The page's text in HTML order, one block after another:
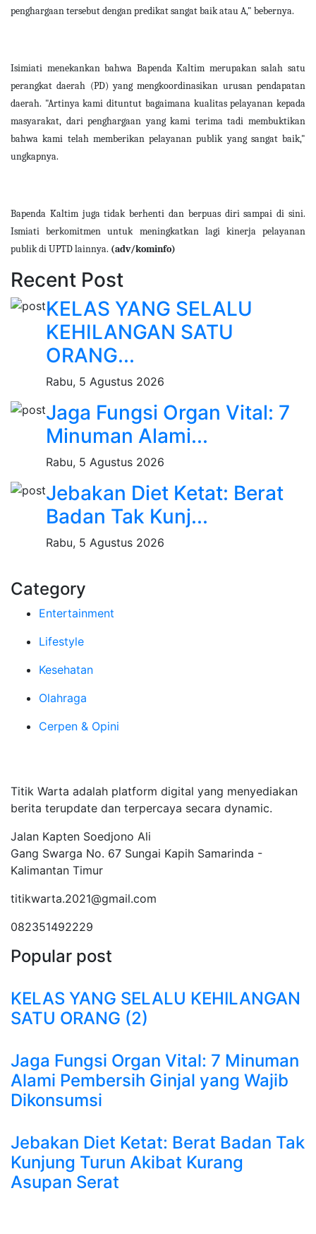
penghargaan tersebut dengan predikat sangat baik atau A," bebernya.
Isimiati menekankan bahwa Bapenda Kaltim merupakan salah satu
perangkat daerah (PD) yang mengkoordinasikan urusan pendapatan
daerah. "Artinya kami dituntut bagaimana kualitas pelayanan kepada
masyarakat, dari penghargaan yang kami terima tadi membuktikan
bahwa kami telah memberikan pelayanan publik yang sangat baik,"
ungkapnya.
Bapenda Kaltim juga tidak berhenti dan berpuas diri sampai di sini.
Ismiati berkomitmen untuk meningkatkan lagi kinerja pelayanan
publik di UPTD lainnya. (adv/kominfo)
Recent Post
KELAS YANG SELALU
KEHILANGAN SATU
ORANG...
Rabu, 5 Agustus 2026
Jaga Fungsi Organ Vital: 7
Minuman Alami...
Rabu, 5 Agustus 2026
Jebakan Diet Ketat: Berat
Badan Tak Kunj...
Rabu, 5 Agustus 2026
Category
Entertainment
Lifestyle
Kesehatan
Olahraga
Cerpen & Opini
Titik Warta adalah platform digital yang menyediakan
berita terupdate dan terpercaya secara dynamic.
Jalan Kapten Soedjono Ali
Gang Swarga No. 67 Sungai Kapih Samarinda -
Kalimantan Timur
titikwarta.2021@gmail.com
082351492229
Popular post
KELAS YANG SELALU KEHILANGAN
SATU ORANG (2)
Jaga Fungsi Organ Vital: 7 Minuman
Alami Pembersih Ginjal yang Wajib
Dikonsumsi
Jebakan Diet Ketat: Berat Badan Tak
Kunjung Turun Akibat Kurang
Asupan Serat